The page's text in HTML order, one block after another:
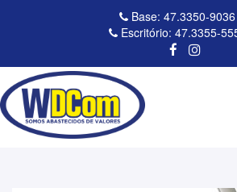
Base: 47.3350-9036
Escritório: 47.3355-